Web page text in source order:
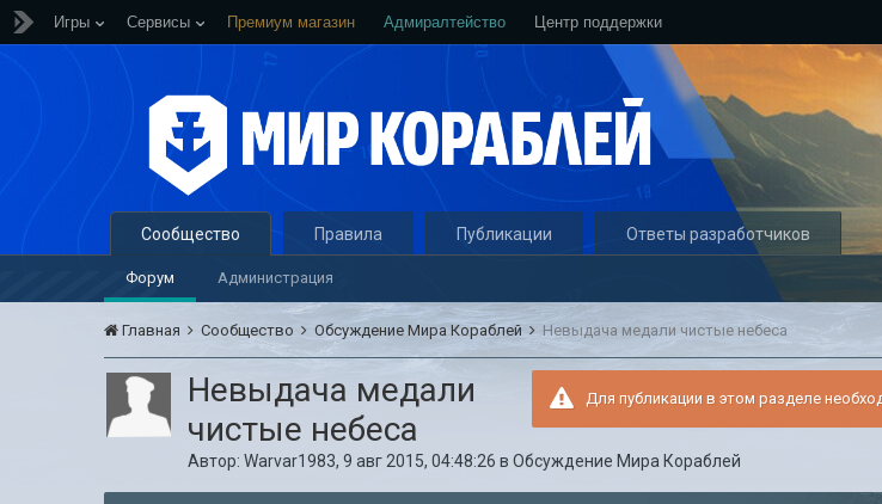
Игры Сервисы Премиум магазин Адмиралтейство Центр поддержки
Сообщество
Форум Администрация
Правила Публикации Ответы разработчиков
Главная Сообщество Обсуждение Мира Кораблей Невыдача медали чистые небеса
Для публикации в этом разделе
Невыдача медали
чистые небеса
Автор:Warvar1983,9 авг 2015, 04:48:26 вОбсуждение Мира Кораблей